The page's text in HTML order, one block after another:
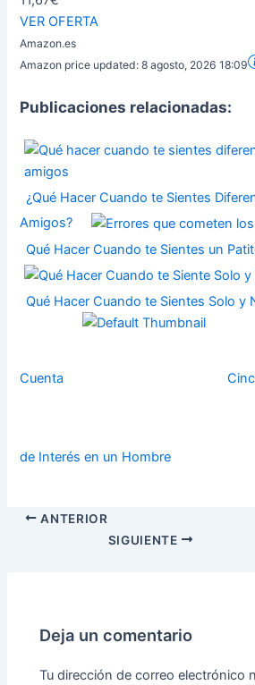
VER OFERTA
Amazon.es
Amazon price updated:8 agosto, 2026 18:09
Publicaciones relacionadas:
¿Qué Hacer Cuando te Sientes
Amigos?
Qué Hacer Cuando te Sientes un
Qué Hacer Cuando te Sientes Solo y
Cuenta
de Interés en un Hombre
ANTERIOR
SIGUIENTE
Deja un comentario
Tu dirección de correo electrónico